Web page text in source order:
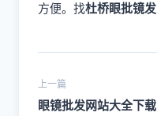
方便。找杜桥眼批镜发
上一篇
眼镜批发网站大全下载